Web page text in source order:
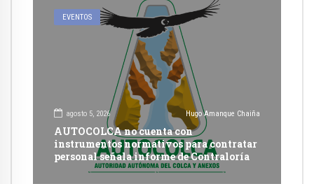
EVENTOS
agosto 5, 2026 Hugo Amanque Chaiña
AUTOCOLCA no cuenta con
instrumentos normativos para contratar
personal señala informe de Contraloría